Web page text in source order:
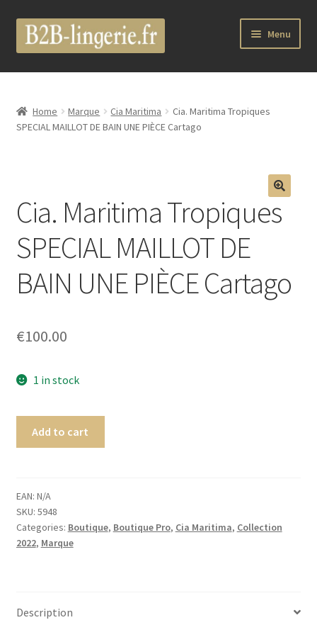
Aller
Aller
au
Menu
B2B Lingerie Site Officiel
Wholesale Registration Page
Marques
Ouvrir
Luxury Lingerie
Femme
Ouvrir
Homme
Maillot de bain Femme
Home Marque Cia Maritima
Cia. Maritima Tropiques
SPECIAL MAILLOT DE BAIN UNE PIÈCE Cartago
🔍
Cia. Maritima Tropiques
SPECIAL MAILLOT DE
BAIN UNE PIÈCE Cartago
€100.00
1 in stock
Add to cart
EAN: N/A
SKU: 5948
Categories: Boutique, Boutique Pro, Cia Maritima, Collection
2022, Marque
Description